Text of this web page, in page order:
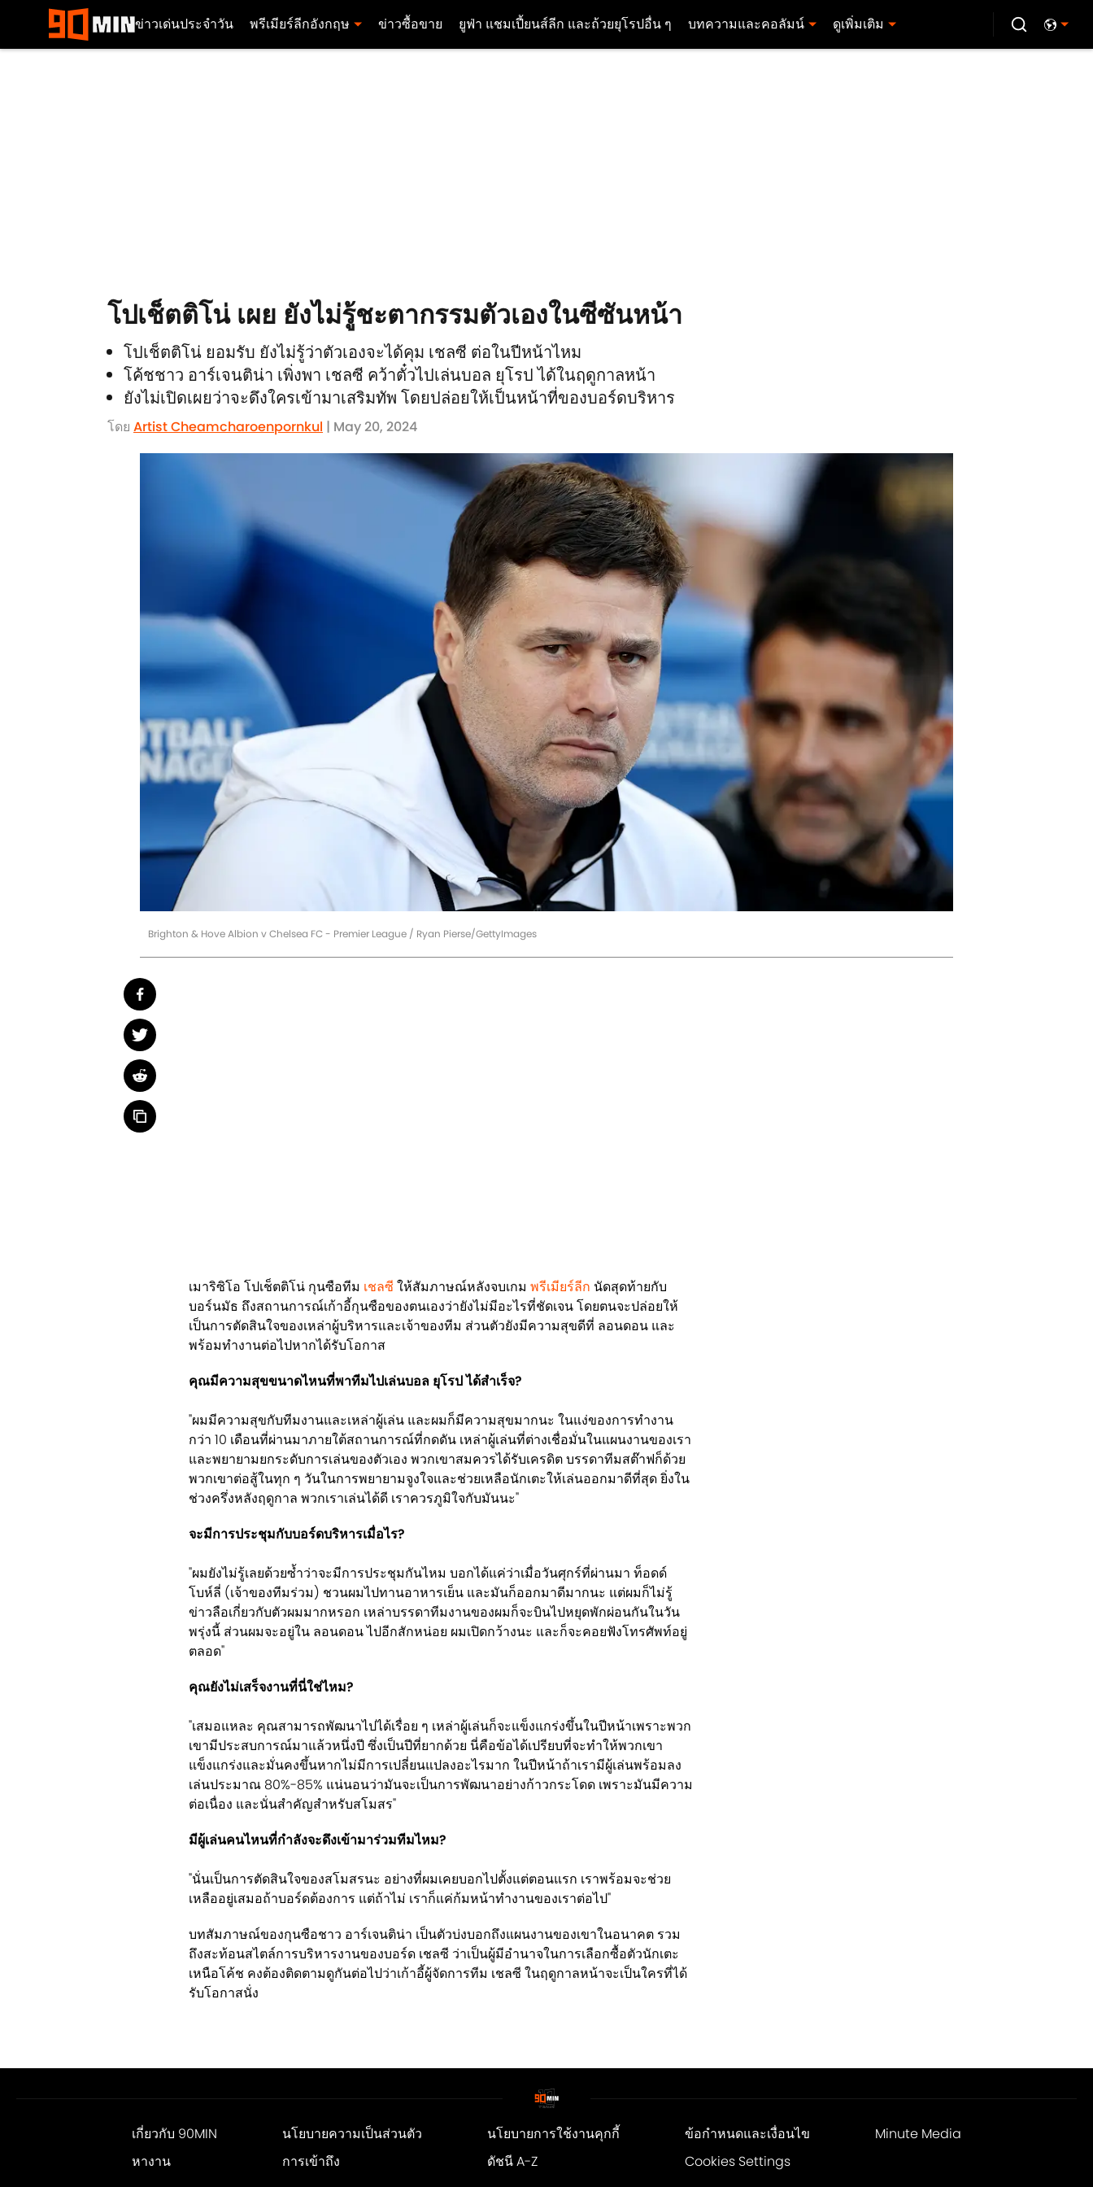
ข่าวเด่นประจำวัน พรีเมียร์ลีกอังกฤษ ข่าวซื้อขาย ยูฟ่า แชมเปี้ยนส์ลีก และถ้วยยุโรปอื่น ๆ บทความและคอลัมน์ ดูเพิ่มเติม
โปเช็ตติโน่ เผย ยังไม่รู้ชะตากรรมตัวเองในซีซันหน้า
โปเช็ตติโน่ ยอมรับ ยังไม่รู้ว่าตัวเองจะได้คุม เชลซี ต่อในปีหน้าไหม
โค้ชชาว อาร์เจนติน่า เพิ่งพา เชลซี คว้าตั๋วไปเล่นบอล ยุโรป ได้ในฤดูกาลหน้า
ยังไม่เปิดเผยว่าจะดึงใครเข้ามาเสริมทัพ โดยปล่อยให้เป็นหน้าที่ของบอร์ดบริหาร
โดย Artist Cheamcharoenpornkul | May 20, 2024
Brighton & Hove Albion v Chelsea FC - Premier League / Ryan Pierse/GettyImages
เมาริซิโอ โปเช็ตติโน่ กุนซือทีม เชลซี ให้สัมภาษณ์หลังจบเกม พรีเมียร์ลีก นัดสุดท้ายกับ
บอร์นมัธ ถึงสถานการณ์เก้าอี้กุนซือของตนเองว่ายังไม่มีอะไรที่ชัดเจน โดยตนจะปล่อยให้
เป็นการตัดสินใจของเหล่าผู้บริหารและเจ้าของทีม ส่วนตัวยังมีความสุขดีที่ ลอนดอน และ
พร้อมทำงานต่อไปหากได้รับโอกาส
คุณมีความสุขขนาดไหนที่พาทีมไปเล่นบอล ยุโรป ได้สำเร็จ?
"ผมมีความสุขกับทีมงานและเหล่าผู้เล่น และผมก็มีความสุขมากนะ ในแง่ของการทำงาน
กว่า 10 เดือนที่ผ่านมาภายใต้สถานการณ์ที่กดดัน เหล่าผู้เล่นที่ต่างเชื่อมั่นในแผนงานของเรา
และพยายามยกระดับการเล่นของตัวเอง พวกเขาสมควรได้รับเครดิต บรรดาทีมสต๊าฟก็ด้วย
พวกเขาต่อสู้ในทุก ๆ วันในการพยายามจูงใจและช่วยเหลือนักเตะให้เล่นออกมาดีที่สุด ยิ่งใน
ช่วงครึ่งหลังฤดูกาล พวกเราเล่นได้ดี เราควรภูมิใจกับมันนะ"
จะมีการประชุมกับบอร์ดบริหารเมื่อไร?
"ผมยังไม่รู้เลยด้วยซ้ำว่าจะมีการประชุมกันไหม บอกได้แค่ว่าเมื่อวันศุกร์ที่ผ่านมา ท็อดด์
โบห์ลี่ (เจ้าของทีมร่วม) ชวนผมไปทานอาหารเย็น และมันก็ออกมาดีมากนะ แต่ผมก็ไม่รู้
ข่าวลือเกี่ยวกับตัวผมมากหรอก เหล่าบรรดาทีมงานของผมก็จะบินไปหยุดพักผ่อนกันในวัน
พรุ่งนี้ ส่วนผมจะอยู่ใน ลอนดอน ไปอีกสักหน่อย ผมเปิดกว้างนะ และก็จะคอยฟังโทรศัพท์อยู่
ตลอด"
คุณยังไม่เสร็จงานที่นี่ใช่ไหม?
"เสมอแหละ คุณสามารถพัฒนาไปได้เรื่อย ๆ เหล่าผู้เล่นก็จะแข็งแกร่งขึ้นในปีหน้าเพราะพวก
เขามีประสบการณ์มาแล้วหนึ่งปี ซึ่งเป็นปีที่ยากด้วย นี่คือข้อได้เปรียบที่จะทำให้พวกเขา
แข็งแกร่งและมั่นคงขึ้นหากไม่มีการเปลี่ยนแปลงอะไรมาก ในปีหน้าถ้าเรามีผู้เล่นพร้อมลง
เล่นประมาณ 80%-85% แน่นอนว่ามันจะเป็นการพัฒนาอย่างก้าวกระโดด เพราะมันมีความ
ต่อเนื่อง และนั่นสำคัญสำหรับสโมสร"
มีผู้เล่นคนไหนที่กำลังจะดึงเข้ามาร่วมทีมไหม?
"นั่นเป็นการตัดสินใจของสโมสรนะ อย่างที่ผมเคยบอกไปตั้งแต่ตอนแรก เราพร้อมจะช่วย
เหลืออยู่เสมอถ้าบอร์ดต้องการ แต่ถ้าไม่ เราก็แค่ก้มหน้าทำงานของเราต่อไป"
บทสัมภาษณ์ของกุนซือชาว อาร์เจนติน่า เป็นตัวบ่งบอกถึงแผนงานของเขาในอนาคต รวม
ถึงสะท้อนสไตล์การบริหารงานของบอร์ด เชลซี ว่าเป็นผู้มีอำนาจในการเลือกซื้อตัวนักเตะ
เหนือโค้ช คงต้องติดตามดูกันต่อไปว่าเก้าอี้ผู้จัดการทีม เชลซี ในฤดูกาลหน้าจะเป็นใครที่ได้
รับโอกาสนั่ง
เกี่ยวกับ 90MIN นโยบายความเป็นส่วนตัว นโยบายการใช้งานคุกกี้ ข้อกำหนดและเงื่อนไข
Minute Media
หางาน
การเข้าถึง ดัชนี A-Z Cookies Settings